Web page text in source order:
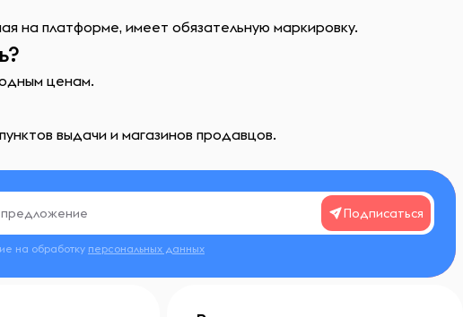
на платформе, имеет обязательную маркировку.
ценам.
выдачи и магазинов продавцов.
Подписаться
на обработку персональных данных